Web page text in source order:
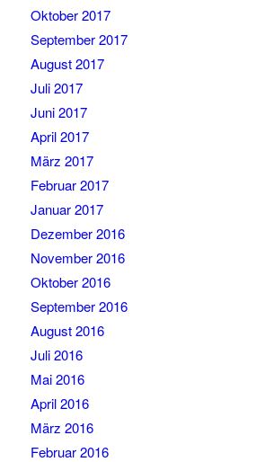
Oktober 2017
September 2017
August 2017
Juli 2017
Juni 2017
April 2017
März 2017
Februar 2017
Januar 2017
Dezember 2016
November 2016
Oktober 2016
September 2016
August 2016
Juli 2016
Mai 2016
April 2016
März 2016
Februar 2016